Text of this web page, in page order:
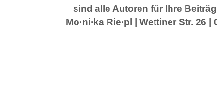
sind alle Autoren für Ihre
Mo·ni·ka Rie·pl | Wettiner Str. 26